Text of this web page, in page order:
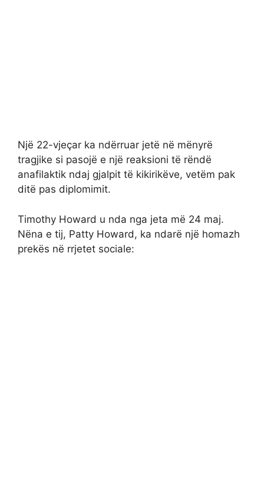
Një 22-vjeçar ka ndërruar jetë në mënyrë
tragjike si pasojë e një reaksioni të rëndë
anafilaktik ndaj gjalpit të kikirikëve, vetëm pak
ditë pas diplomimit.
Timothy Howard u nda nga jeta më 24 maj.
Nëna e tij, Patty Howard, ka ndarë një homazh
prekës në rrjetet sociale: